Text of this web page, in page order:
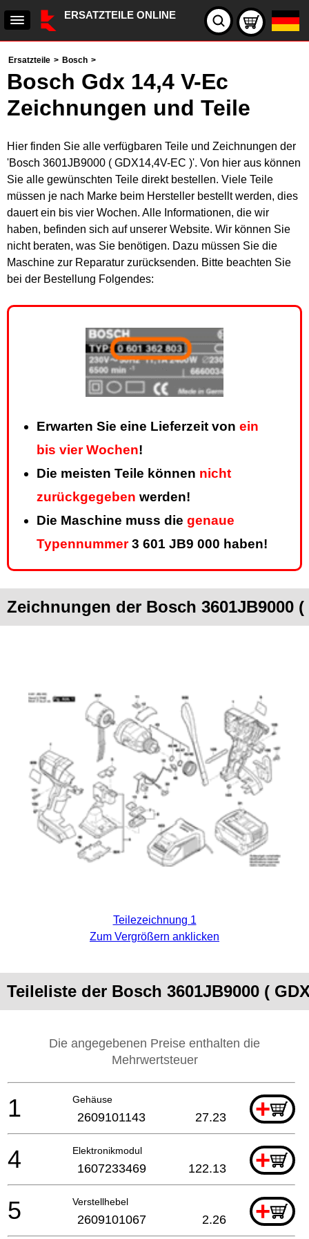
ERSATZTEILE ONLINE
Ersatzteile > Bosch >
Bosch Gdx 14,4 V-Ec
Zeichnungen und Teile
Hier finden Sie alle verfügbaren Teile und Zeichnungen der
'Bosch 3601JB9000 ( GDX14,4V-EC )'. Von hier aus können
Sie alle gewünschten Teile direkt bestellen. Viele Teile
müssen je nach Marke beim Hersteller bestellt werden, dies
dauert ein bis vier Wochen. Alle Informationen, die wir
haben, befinden sich auf unserer Website. Wir können Sie
nicht beraten, was Sie benötigen. Dazu müssen Sie die
Maschine zur Reparatur zurücksenden. Bitte beachten Sie
bei der Bestellung Folgendes:
Erwarten Sie eine Lieferzeit von ein
bis vier Wochen!
Die meisten Teile können nicht
zurückgegeben werden!
Die Maschine muss die genaue
Typennummer3 601 JB9 000 haben!
Zeichnungen der Bosch 3601JB9000 (
Teilezeichnung 1
Zum Vergrößern anklicken
Teileliste der Bosch 3601JB9000 (
Die angegebenen Preise enthalten die
Mehrwertsteuer
Gehäuse +
1 2609101143 27.23
Elektronikmodul +
4 1607233469 122.13
Verstellhebel +
5 2609101067 2.26